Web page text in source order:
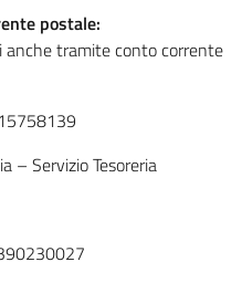
postale:
tramite conto corrente
– Servizio Tesoreria